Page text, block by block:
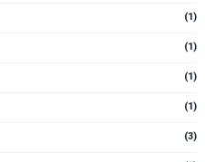
(1)
(1)
(1)
(1)
(3)